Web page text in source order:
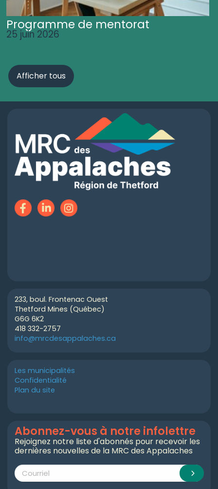
Programme de mentorat
25 juin 2026
Afficher tous
233, boul. Frontenac Ouest
Thetford Mines (Québec)
G6G 6K2
418 332-2757
info@mrcdesappalaches.ca
Les municipalités
Confidentialité
Plan du site
Abonnez-vous à notre infolettre
Rejoignez notre liste d'abonnés pour recevoir les
dernières nouvelles de la MRC des Appalaches